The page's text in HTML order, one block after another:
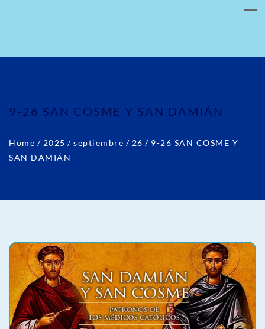
9-26 SAN COSME Y SAN DAMIÁN
Home / 2025 / septiembre / 26 / 9-26 SAN COSME Y
SAN DAMIÁN